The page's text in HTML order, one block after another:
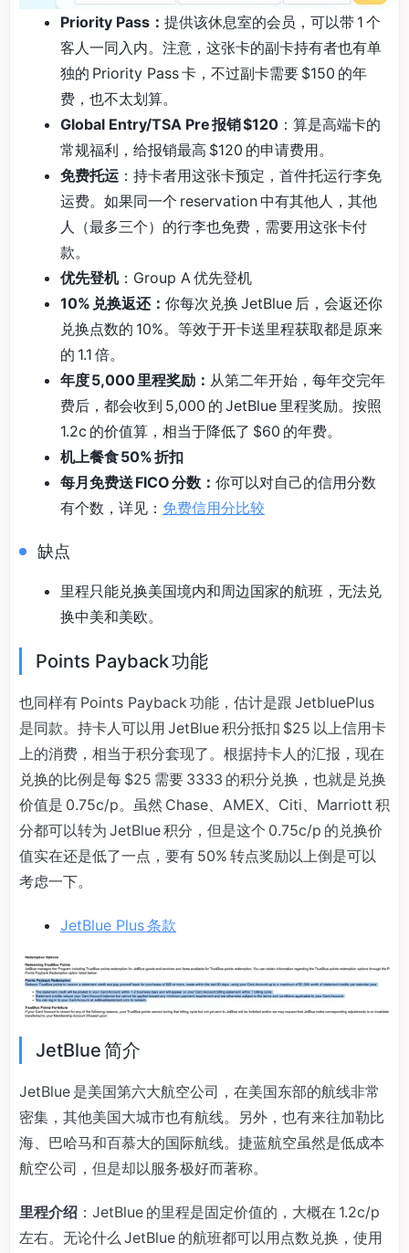
Priority Pass： 提供该休息室的会员，可以带 1 个
客人一同入内。注意，这张卡的副卡持有者也有单
独的 Priority Pass 卡，不过副卡需要 $150 的年
费，也不太划算。
Global Entry/TSA Pre 报销 $120 ：算是高端卡的
常规福利，给报销最高 $120 的申请费用。
免费托运 ：持卡者用这张卡预定，首件托运行李免
运费。如果同一个 reservation 中有其他人，其他
人（最多三个）的行李也免费，需要用这张卡付
款。
优先登机：Group A 优先登机
10% 兑换返还： 你每次兑换 JetBlue 后，会返还你
兑换点数的 10%。等效于开卡送里程获取都是原来
的 1.1 倍。
年度 5,000 里程奖励： 从第二年开始，每年交完年
费后，都会收到 5,000 的 JetBlue 里程奖励。按照
1.2c 的价值算，相当于降低了 $60 的年费。
机上餐食 50% 折扣
每月免费送 FICO 分数： 你可以对自己的信用分数
有个数，详见： 免费信用分比较
缺点
里程只能兑换美国境内和周边国家的航班，无法兑
换中美和美欧。
Points Payback 功能
也同样有 Points Payback 功能，估计是跟 JetbluePlus
是同款。持卡人可以用 JetBlue 积分抵扣 $25 以上信用卡
上的消费，相当于积分套现了。根据持卡人的汇报，现在
兑换的比例是每 $25 需要 3333 的积分兑换，也就是兑换
价值是 0.75c/p。虽然 Chase、AMEX、Citi、Marriott 积
分都可以转为 JetBlue 积分，但是这个 0.75c/p 的兑换价
值实在还是低了一点，要有 50% 转点奖励以上倒是可以
考虑一下。
JetBlue Plus 条款
JetBlue 简介
JetBlue 是美国第六大航空公司，在美国东部的航线非常
密集，其他美国大城市也有航线。另外，也有来往加勒比
海、巴哈马和百慕大的国际航线。捷蓝航空虽然是低成本
航空公司，但是却以服务极好而著称。
里程介绍 ：JetBlue 的里程是固定价值的，大概在 1.2c/p
左右。无论什么 JetBlue 的航班都可以用点数兑换，使用